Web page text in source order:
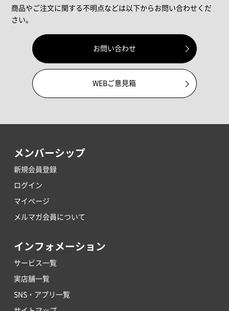
商品やご注文に関する不明点などは以下からお問い合わせくだ
さい。
お問い合わせ
WEBご意見箱
メンバーシップ
新規会員登録
ログイン
マイページ
メルマガ会員について
インフォメーション
サービス一覧
実店舗一覧
SNS・アプリ一覧